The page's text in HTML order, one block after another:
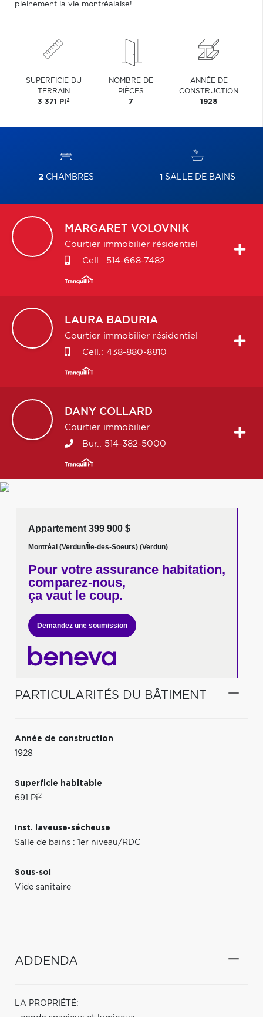
pleinement la vie montréalaise!
SUPERFICIE DU
TERRAIN
3 371 PI 2
NOMBRE DE
PIÈCES
7
ANNÉE DE
CONSTRUCTION
1928
2CHAMBRES 1 SALLE DE BAINS
MARGARET VOLOVNIK
Courtier immobilier résidentiel
Cell.: 514-668-7482
LAURA BADURIA
Courtier immobilier résidentiel
Cell.: 438-880-8810
DANY COLLARD
Courtier immobilier
Bur.: 514-382-5000
Appartement 399 900 $
Montréal (Verdun/Île-des-Soeurs) (Verdun)
Pour votreassurance habitation,
comparez-nous,
ça vaut le coup.
Demandez une soumission
PARTICULARITÉS DU BÂTIMENT
Année de construction
1928
Superficie habitable
691 Pi2
Inst. laveuse-sécheuse
Salle de bains : 1er niveau/RDC
Sous-sol
Vide sanitaire
ADDENDA
LA PROPRIÉTÉ: